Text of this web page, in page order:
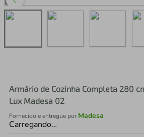
Armário de Cozinha Completa 280
Lux Madesa 02
Fornecido e entregue por Madesa
Carregando…
perfume